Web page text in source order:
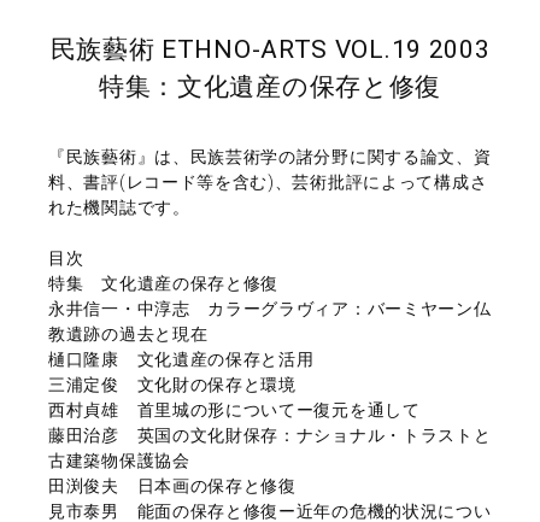
民族藝術 ETHNO-ARTS VOL.19 2003
特集：文化遺産の保存と修復
『民族藝術』は、民族芸術学の諸分野に関する論文、資
料、書評(レコード等を含む)、芸術批評によって構成さ
れた機関誌です。
目次
特集 文化遺産の保存と修復
永井信一・中淳志 カラーグラヴィア：バーミヤーン仏
教遺跡の過去と現在
樋口隆康 文化遺産の保存と活用
三浦定俊 文化財の保存と環境
西村貞雄 首里城の形についてー復元を通して
藤田治彦 英国の文化財保存：ナショナル・トラストと
古建築物保護協会
田渕俊夫 日本画の保存と修復
見市泰男 能面の保存と修復ー近年の危機的状況につい